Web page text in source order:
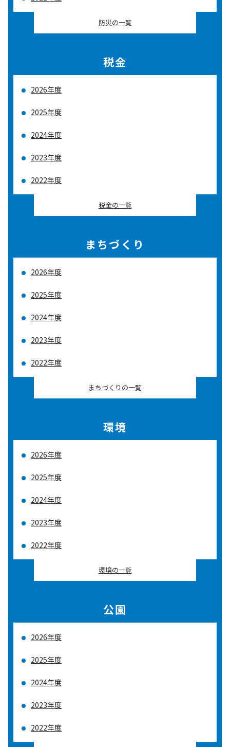
防災の一覧
税金
2026年度
2025年度
2024年度
2023年度
2022年度
税金の一覧
まちづくり
2026年度
2025年度
2024年度
2023年度
2022年度
まちづくりの一覧
環境
2026年度
2025年度
2024年度
2023年度
2022年度
環境の一覧
公園
2026年度
2025年度
2024年度
2023年度
2022年度